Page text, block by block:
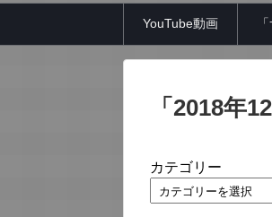
YouTube動画
「 2018年
カテゴリー